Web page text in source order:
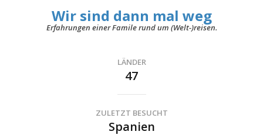
Wir sind dann mal weg
Erfahrungen einer Famile rund um (Welt-)reisen.
LÄNDER
47
ZULETZT BESUCHT
Spanien